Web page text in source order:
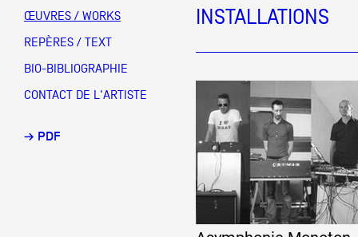
Mission
Équipe
Partenaires
Crédits
ŒUVRES / WORKS
REPÈRES / TEXT
BIO-BIBLIOGRAPHIE
CONTACT DE L'ARTISTE
→ PDF
INSTALLATIONS